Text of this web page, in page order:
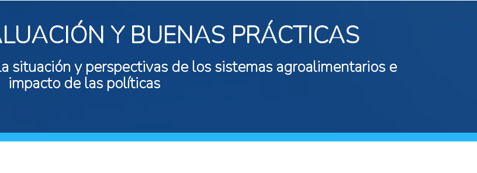
Y BUENAS PRÁCTICAS
situación y perspectivas de los sistemas agroalimentarios e
impacto de las políticas